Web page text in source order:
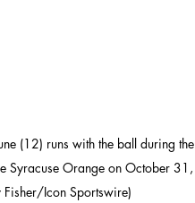
(12) runs with the ball during the
Syracuse Orange on October 31,
Icon Sportswire)